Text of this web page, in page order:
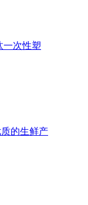
一次性塑
的生鲜产